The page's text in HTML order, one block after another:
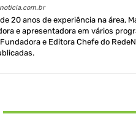
20 anos de experiência na área,
e apresentadora em vários
e Editora Chefe do